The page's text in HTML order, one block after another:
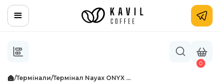
0
/Термінали/Термінал Nayax ONYX ...